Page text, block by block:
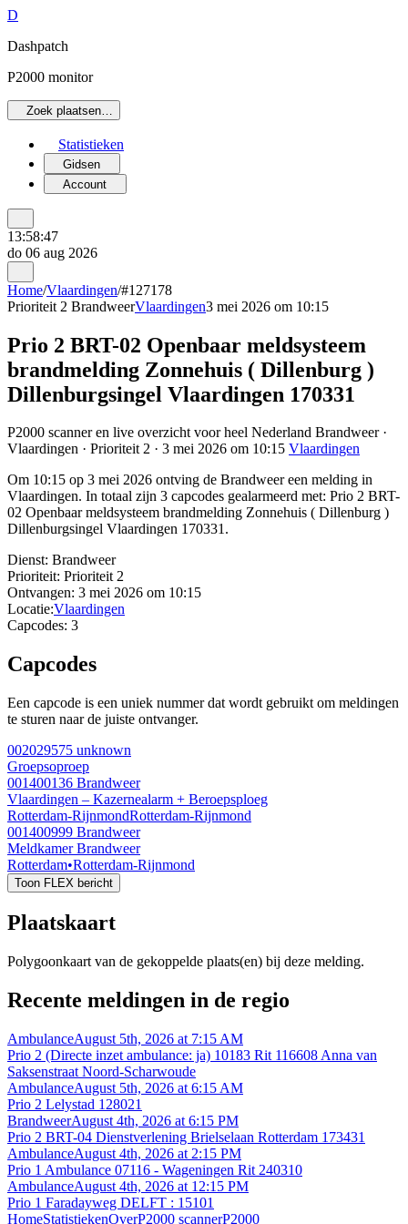
D
Dashpatch
P2000 monitor
Zoek plaatsen…
Statistieken
Gidsen
Account
13:58:47
do 06 aug 2026
Home/Vlaardingen/#127178
Prioriteit 2 BrandweerVlaardingen3 mei 2026 om 10:15
Prio 2 BRT-02 Openbaar meldsysteem
brandmelding Zonnehuis ( Dillenburg )
Dillenburgsingel Vlaardingen 170331
P2000 scanner en live overzicht voor heel Nederland Brandweer ·
Vlaardingen · Prioriteit 2 · 3 mei 2026 om 10:15 Vlaardingen
Om 10:15 op 3 mei 2026 ontving de Brandweer een melding in
Vlaardingen. In totaal zijn 3 capcodes gealarmeerd met: Prio 2 BRT-
02 Openbaar meldsysteem brandmelding Zonnehuis ( Dillenburg )
Dillenburgsingel Vlaardingen 170331.
Dienst: Brandweer
Prioriteit: Prioriteit 2
Ontvangen: 3 mei 2026 om 10:15
Locatie:Vlaardingen
Capcodes: 3
Capcodes
Een capcode is een uniek nummer dat wordt gebruikt om meldingen
te sturen naar de juiste ontvanger.
002029575 unknown
Groepsoproep
001400136 Brandweer
Vlaardingen – Kazernealarm + Beroepsploeg
Rotterdam-RijnmondRotterdam-Rijnmond
001400999 Brandweer
Meldkamer Brandweer
Rotterdam•Rotterdam-Rijnmond
Toon FLEX bericht
Plaatskaart
Polygoonkaart van de gekoppelde plaats(en) bij deze melding.
Recente meldingen in de regio
AmbulanceAugust 5th, 2026 at 7:15 AM
Prio 2 (Directe inzet ambulance: ja) 10183 Rit 116608 Anna van
Saksenstraat Noord-Scharwoude
AmbulanceAugust 5th, 2026 at 6:15 AM
Prio 2 Lelystad 128021
BrandweerAugust 4th, 2026 at 6:15 PM
Prio 2 BRT-04 Dienstverlening Brielselaan Rotterdam 173431
AmbulanceAugust 4th, 2026 at 2:15 PM
Prio 1 Ambulance 07116 - Wageningen Rit 240310
AmbulanceAugust 4th, 2026 at 12:15 PM
Prio 1 Faradayweg DELFT : 15101
HomeStatistiekenOverP2000 scannerP2000